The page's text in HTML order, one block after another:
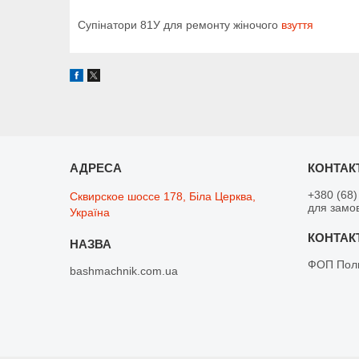
Супінатори 81У для ремонту жіночого взуття
Сквирское шоссе 178, Біла Церква,
Україна
bashmachnik.com.ua
+380
для
ФОП